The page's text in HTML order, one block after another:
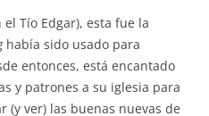
Tío Edgar), esta fue la
había sido usado para
entonces, está encantado
y patrones a su iglesia para
(y ver) las buenas nuevas de